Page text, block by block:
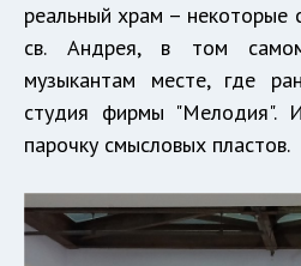
реальный храм – некоторые
св. Андрея, в том
музыкантам месте, где
студия фирмы "Мелодия".
парочку смысловых пластов.